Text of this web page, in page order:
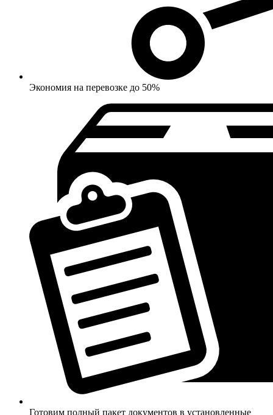
Экономия на перевозке до 50%
Готовим полный пакет документов в установленные